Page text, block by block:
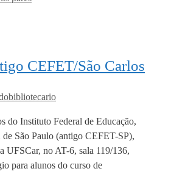
CEFET/São Carlos
do Instituto Federal de Educação,
São Paulo (antigo CEFET-SP),
UFSCar, no AT-6, sala 119/136,
para alunos do curso de